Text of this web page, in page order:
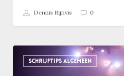
Dennis Rijnvis 0
SCHRIJFTIPS ALGEMEEN